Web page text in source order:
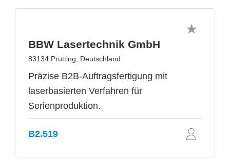
BBW Lasertechnik GmbH
83134 Prutting, Deutschland
Präzise B2B-Auftragsfertigung mit
laserbasierten Verfahren für
Serienproduktion.
B2.519